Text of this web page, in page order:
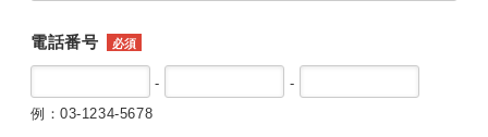
電話番号 必須
-
-
例：03-1234-5678